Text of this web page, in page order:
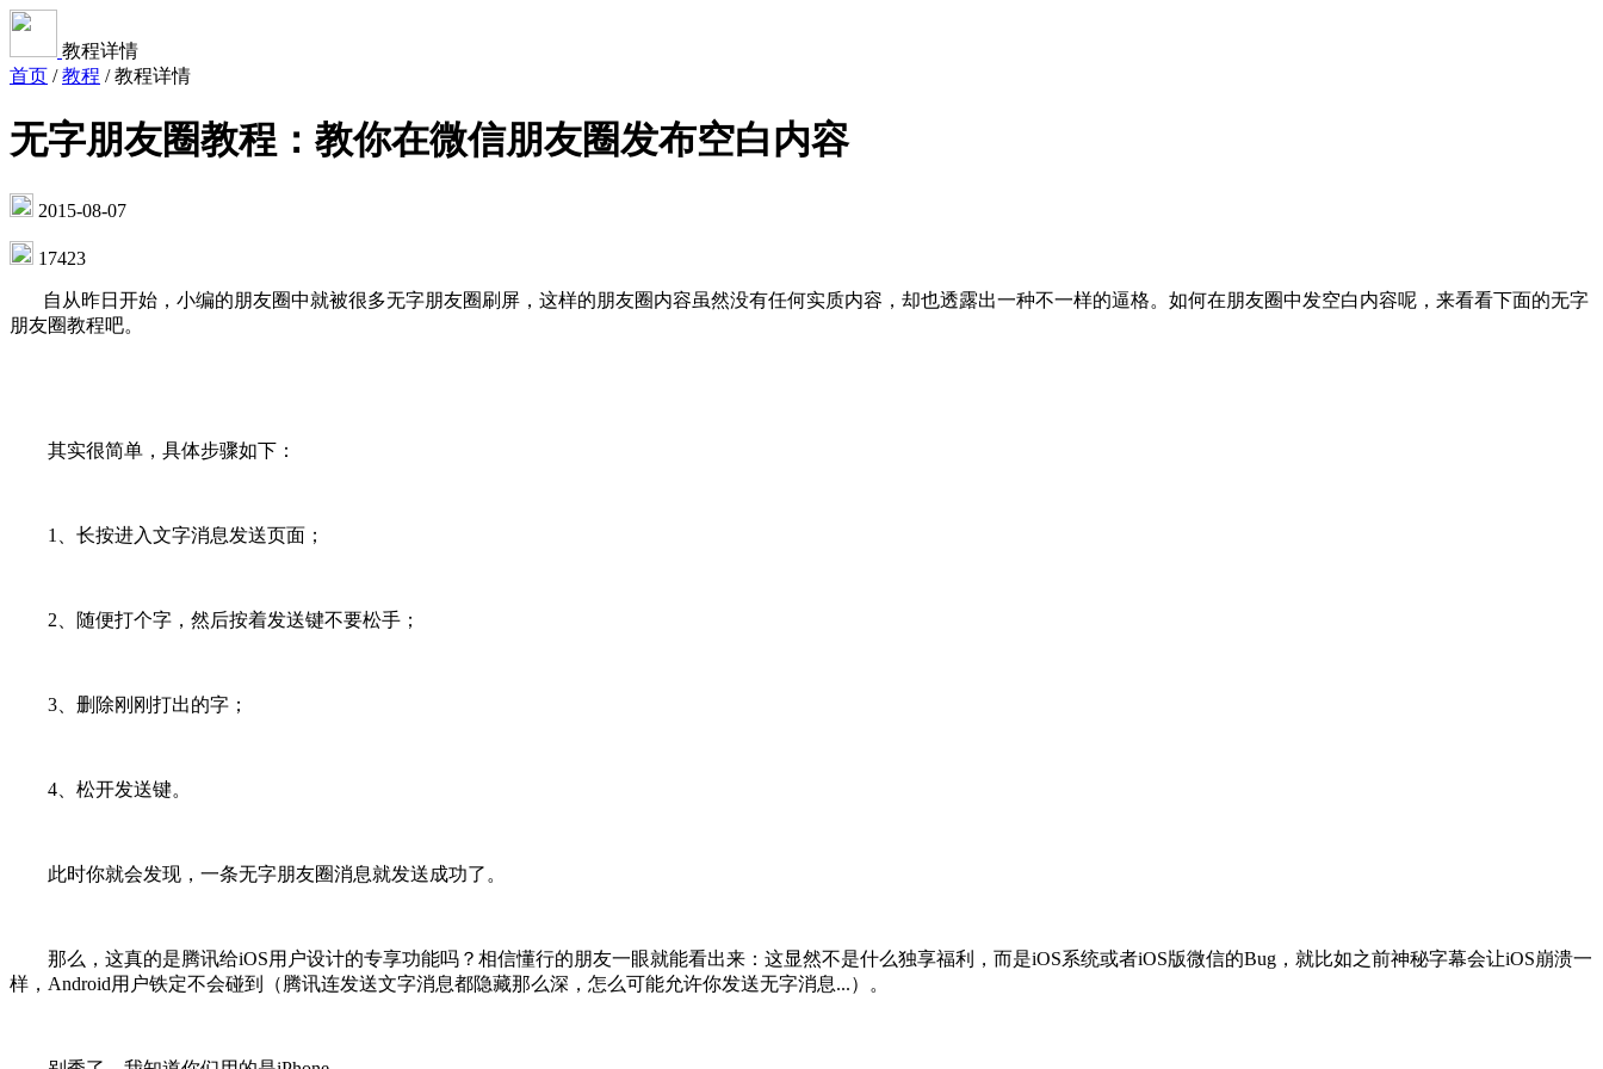
教程详情
首页 / 教程 / 教程详情
无字朋友圈教程：教你在微信朋友圈发布空白内容
2015-08-07
17423
自从昨日开始，小编的朋友圈中就被很多无字朋友圈刷屏，这样的朋友圈内容虽然没有任何实质内容，却也透露出一种不一样的逼格。如何在朋友圈中发空白内容呢，来看看下面的无字
朋友圈教程吧。
其实很简单，具体步骤如下：
1、长按进入文字消息发送页面；
2、随便打个字，然后按着发送键不要松手；
3、删除刚刚打出的字；
4、松开发送键。
此时你就会发现，一条无字朋友圈消息就发送成功了。
那么，这真的是腾讯给iOS用户设计的专享功能吗？相信懂行的朋友一眼就能看出来：这显然不是什么独享福利，而是iOS系统或者iOS版微信的Bug，就比如之前神秘字幕会让iOS崩溃一
样，Android用户铁定不会碰到（腾讯连发送文字消息都隐藏那么深，怎么可能允许你发送无字消息...）。